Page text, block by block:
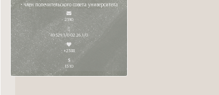
• член попечительского совета университета
2590
49 529,1/0 02.26,1/0
+2388
1310